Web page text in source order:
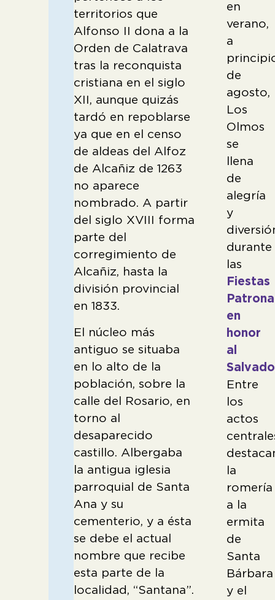
territorios que
Alfonso II dona a la
Orden de Calatrava
tras la reconquista
cristiana en el siglo
XII, aunque quizás
tardó en repoblarse
ya que en el censo
de aldeas del Alfoz
de Alcañiz de 1263
no aparece
nombrado. A partir
del siglo XVIII forma
parte del
corregimiento de
Alcañiz, hasta la
división provincial
en 1833.
El núcleo más
antiguo se situaba
en lo alto de la
población, sobre la
calle del Rosario, en
torno al
desaparecido
castillo. Albergaba
la antigua iglesia
parroquial de Santa
Ana y su
cementerio, y a ésta
se debe el actual
nombre que recibe
esta parte de la
localidad, “Santana”.
en
verano,
a
de
agosto,
Los
Olmos
se
llena
de
alegría
y
durante
las
Fiestas
en
honor
al
Entre
los
actos
la
romería
a la
ermita
de
Santa
Bárbara
y el